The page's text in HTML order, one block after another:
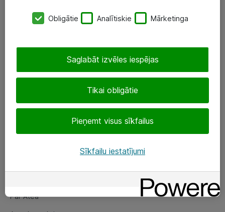
SIA „ATEA”
eShop@atea.lv
Sekojiet mums
Par Atea
Par Atea
Obligātie Analītiskie Mārketinga
Tikai obligātie
Pieņemt visus sīkfailus
Saglabāt izvēles iespējas
Sīkfailu iestatījumi